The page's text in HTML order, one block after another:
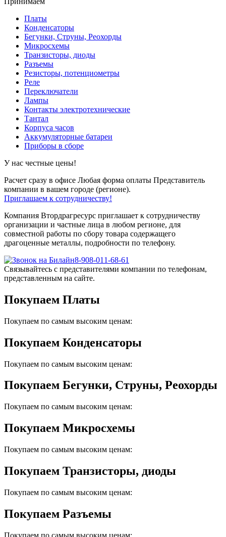
Платы
Конденсаторы
Бегунки, Струны, Реохорды
Микросхемы
Транзисторы, диоды
Разъемы
Резисторы, потенциометры
Реле
Переключатели
Лампы
Контакты электротехнические
Тантал
Корпуса часов
Аккумуляторные батареи
Приборы в сборе
У нас честные цены!
Расчет сразу в офисе Любая форма оплаты Представитель
компании в вашем городе (регионе).
Приглашаем к сотрудничеству!
Компания Втордрагресурс приглашает к сотрудничеству
организации и частные лица в любом регионе, для
совместной работы по сбору товара содержащего
драгоценные металлы, подробности по телефону.
8-908-011-68-61
Связывайтесь с представителями компании по телефонам,
представленным на сайте.
Покупаем Платы
Покупаем по самым высоким ценам:
Покупаем Конденсаторы
Покупаем по самым высоким ценам:
Покупаем Бегунки, Струны, Реохорды
Покупаем по самым высоким ценам:
Покупаем Микросхемы
Покупаем по самым высоким ценам:
Покупаем Транзисторы, диоды
Покупаем по самым высоким ценам:
Покупаем Разъемы
Покупаем по самым высоким ценам: